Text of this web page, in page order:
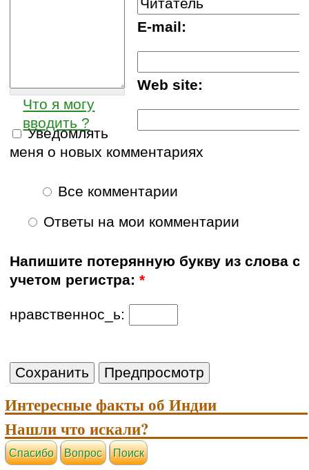
E-mail:
Web site:
Что я могу
вводить ?
Уведомлять
меня о новых комментариях
Все комментарии
Ответы на мои комментарии
Напишите потерянную букву из слова с
учетом регистра:*
нравственнос_ь:
Интересные факты об Индии
Нашли что искали?
Cпасибо Вопрос Поиск